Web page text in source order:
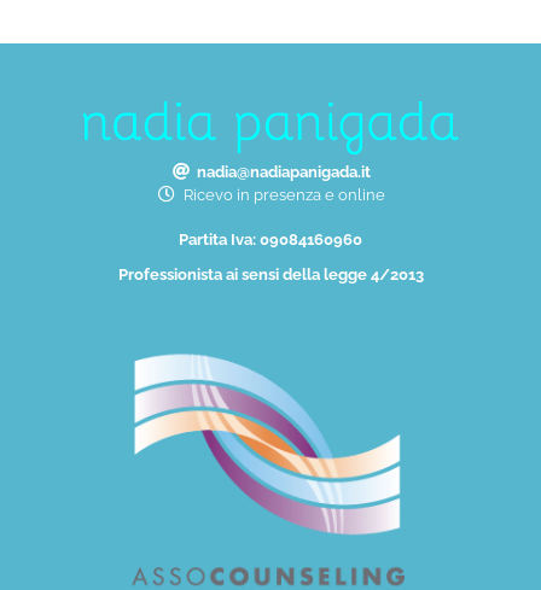
nadia@nadiapanigada.it
Ricevo in presenza e online
Partita Iva: 09084160960
Professionista ai sensi della legge 4/2013